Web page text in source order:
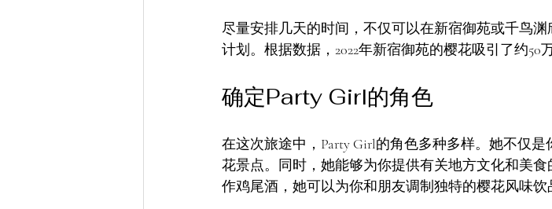
尽量安排几天的时间，不仅可以在新宿御苑或千鸟
计划。根据数据，2022年新宿御苑的樱花吸引了约50
确定Party Girl的角色
在这次旅途中，Party Girl的角色多种多样。她不仅
花景点。同时，她能够为你提供有关地方文化和美食
作鸡尾酒，她可以为你和朋友调制独特的樱花风味饮